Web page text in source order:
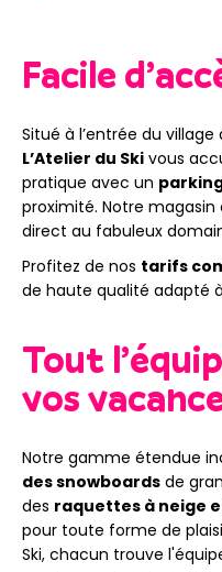
Facile
Situé à l’entrée du village
L’Atelier du Ski vous
pratique avec un
proximité. Notre
direct au fabuleux
Profitez de nos tarifs
de haute qualité adapté
Tout
vos
Notre gamme étendue
des snowboards de
des raquettes à neige
pour toute forme de
Ski, chacun trouve